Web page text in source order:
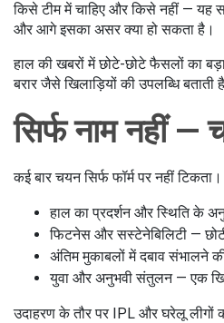
किसे टीम में चाहिए और किसे नहीं — यह
और आगे इसका असर क्या हो सकता है।
हाल की खबरों में छोटे-छोटे फैसलों का
बरार जैसे खिलाड़ियों की उपलब्धि बताती
सिर्फ नाम नहीं —
कई बार चयन सिर्फ फॉर्म पर नहीं
हाल का प्रदर्शन और स्थिति के
फिटनेस और सस्टेनेबिलिटी —
अंतिम मुकाबलों में दबाव संभालने
युवा और अनुभवी संतुलन — एक
उदाहरण के तौर पर IPL और घरेलू लीगों